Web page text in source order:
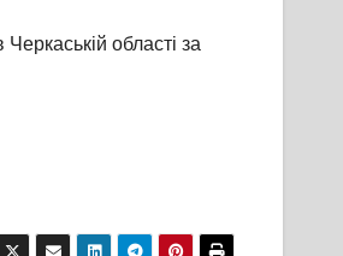
області за